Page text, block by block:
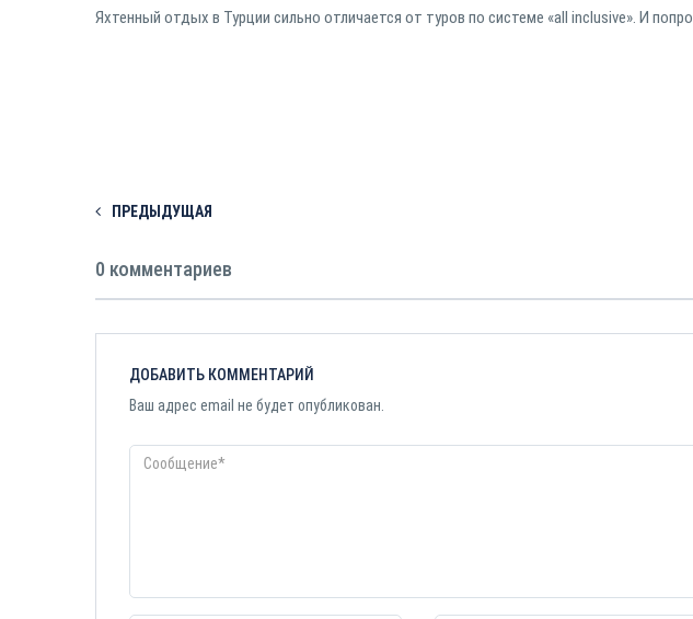
Яхтенный отдых в Турции сильно отличается от туров по системе «all inclusive». И
ПРЕДЫДУЩАЯ
0 комментариев
ДОБАВИТЬ КОММЕНТАРИЙ
Ваш адрес email не будет опубликован.